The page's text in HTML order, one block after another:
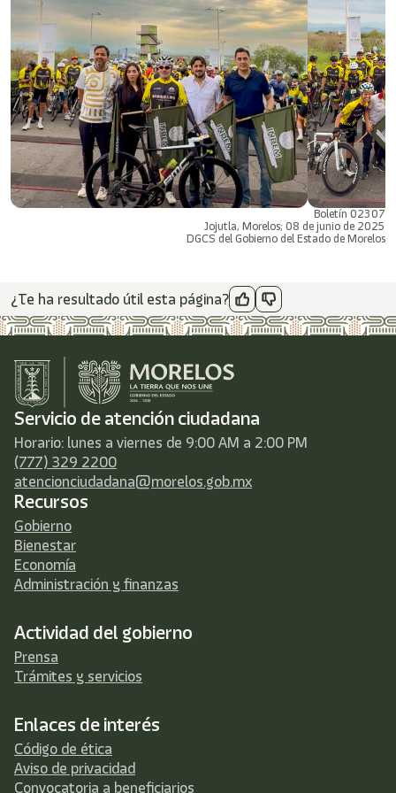
Boletín 02307
Jojutla, Morelos; 08 de junio de 2025
DGCS del Gobierno del Estado de Morelos
¿Te ha resultado útil esta página?
Servicio de atención ciudadana
Horario: lunes a viernes de 9:00 AM a 2:00 PM
(777) 329 2200
atencionciudadana@morelos.gob.mx
Recursos
Gobierno
Bienestar
Economía
Administración y finanzas
Actividad del gobierno
Prensa
Trámites y servicios
Enlaces de interés
Código de ética
Aviso de privacidad
Convocatoria a beneficiarios